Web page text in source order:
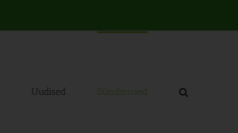
Uudised Sündmused